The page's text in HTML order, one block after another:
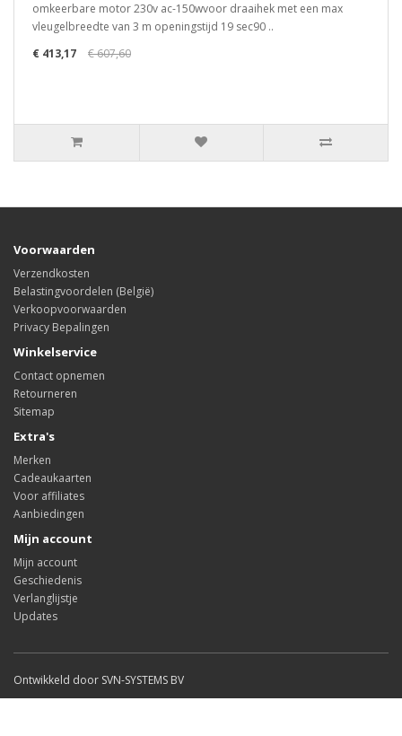
omkeerbare motor 230v ac-150wvoor draaihek met een max
vleugelbreedte van 3 m openingstijd 19 sec90 ..
€ 413,17
€ 607,60
Voorwaarden
Verzendkosten
Belastingvoordelen (België)
Verkoopvoorwaarden
Privacy Bepalingen
Winkelservice
Contact opnemen
Retourneren
Sitemap
Extra's
Merken
Cadeaukaarten
Voor affiliates
Aanbiedingen
Mijn account
Mijn account
Geschiedenis
Verlanglijstje
Updates
Ontwikkeld door SVN-SYSTEMS BV